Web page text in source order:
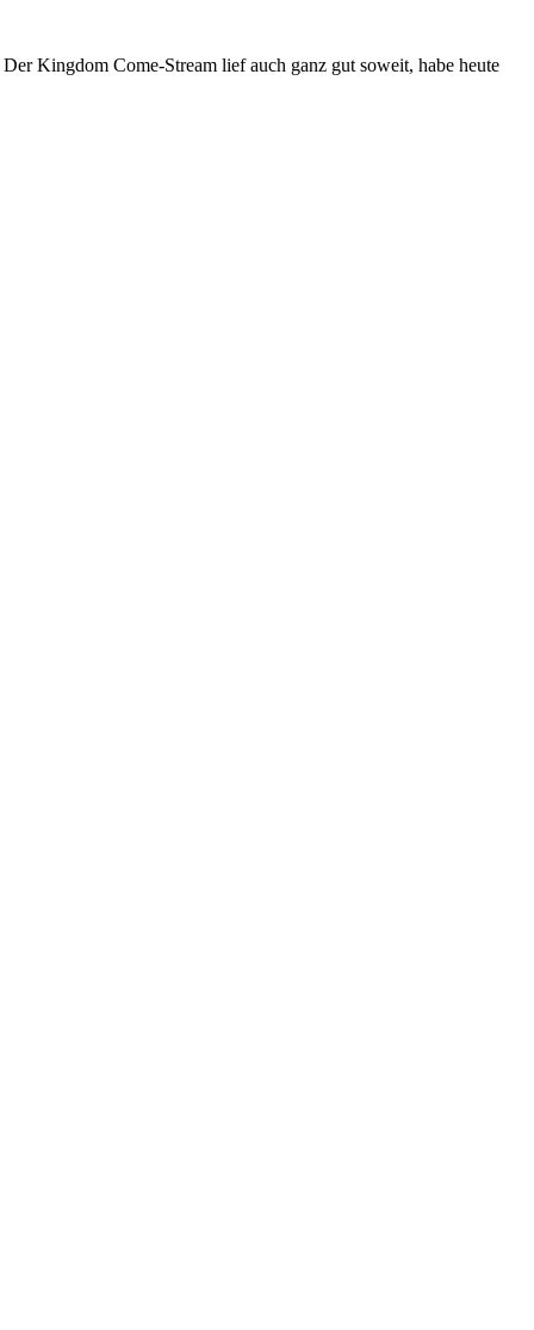
Kingdom Come-Stream lief auch ganz gut soweit, habe heute